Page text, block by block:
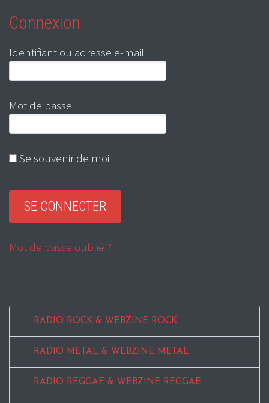
Connexion
Identifiant ou adresse e-mail
Mot de passe
Se souvenir de moi
Mot de passe oublié ?
RADIO ROCK & WEBZINE ROCK
RADIO METAL & WEBZINE METAL
RADIO REGGAE & WEBZINE REGGAE